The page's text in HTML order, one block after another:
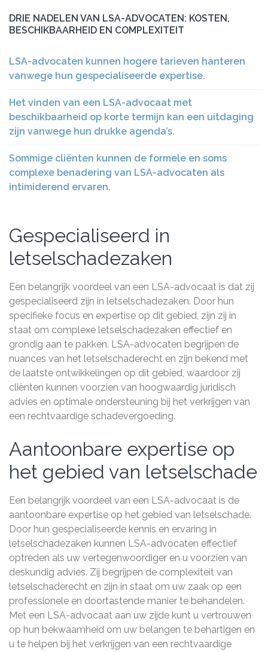
DRIE NADELEN VAN LSA-ADVOCATEN: KOSTEN,
BESCHIKBAARHEID EN COMPLEXITEIT
LSA-advocaten kunnen hogere tarieven hanteren
vanwege hun gespecialiseerde expertise.
Het vinden van een LSA-advocaat met
beschikbaarheid op korte termijn kan een uitdaging
zijn vanwege hun drukke agenda’s.
Sommige cliënten kunnen de formele en soms
complexe benadering van LSA-advocaten als
intimiderend ervaren.
Gespecialiseerd in
letselschadezaken
Een belangrijk voordeel van een LSA-advocaat is dat zij
gespecialiseerd zijn in letselschadezaken. Door hun
specifieke focus en expertise op dit gebied, zijn zij in
staat om complexe letselschadezaken effectief en
grondig aan te pakken. LSA-advocaten begrijpen de
nuances van het letselschaderecht en zijn bekend met
de laatste ontwikkelingen op dit gebied, waardoor zij
cliënten kunnen voorzien van hoogwaardig juridisch
advies en optimale ondersteuning bij het verkrijgen van
een rechtvaardige schadevergoeding.
Aantoonbare expertise op
het gebied van letselschade
Een belangrijk voordeel van een LSA-advocaat is de
aantoonbare expertise op het gebied van letselschade.
Door hun gespecialiseerde kennis en ervaring in
letselschadezaken kunnen LSA-advocaten effectief
optreden als uw vertegenwoordiger en u voorzien van
deskundig advies. Zij begrijpen de complexiteit van
letselschaderecht en zijn in staat om uw zaak op een
professionele en doortastende manier te behandelen.
Met een LSA-advocaat aan uw zijde kunt u vertrouwen
op hun bekwaamheid om uw belangen te behartigen en
u te helpen bij het verkrijgen van een rechtvaardige